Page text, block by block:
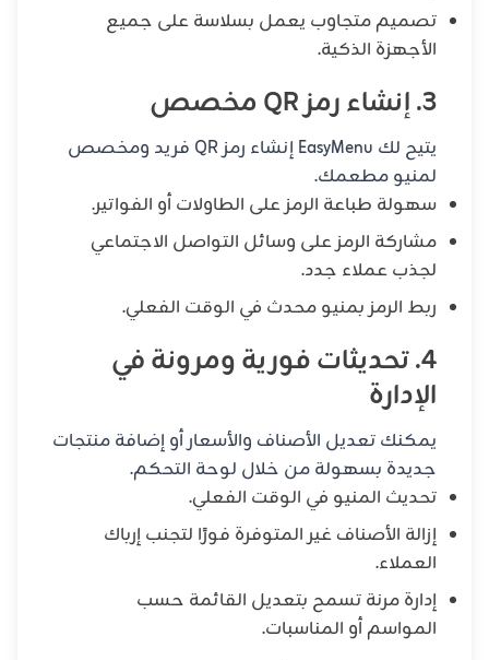
تصميم متجاوب يعمل بسلاسة على جميع
الأجهزة الذكية.
3. إنشاء رمز QR مخصص
يتيح لك EasyMenu إنشاء رمز QR فريد ومخصص
لمنيو مطعمك.
سهولة طباعة الرمز على الطاولات أو الفواتير.
مشاركة الرمز على وسائل التواصل الاجتماعي
لجذب عملاء جدد.
ربط الرمز بمنيو محدث في الوقت الفعلي.
4. تحديثات فورية ومرونة في
الإدارة
يمكنك تعديل الأصناف والأسعار أو إضافة منتجات
جديدة بسهولة من خلال لوحة التحكم.
تحديث المنيو في الوقت الفعلي.
إزالة الأصناف غير المتوفرة فورًا لتجنب إرباك
العملاء.
إدارة مرنة تسمح بتعديل القائمة حسب
المواسم أو المناسبات.